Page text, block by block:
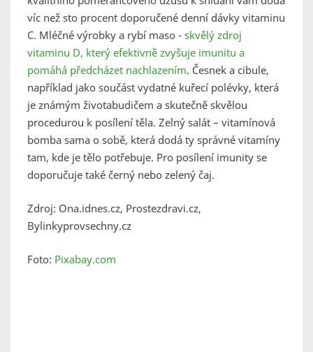
víc než sto procent doporučené denní dávky vitaminu
C. Mléčné výrobky a rybí maso - skvělý zdroj
vitaminu D, který efektivně zvyšuje imunitu a
pomáhá předcházet nachlazením. Česnek a cibule,
například jako součást vydatné kuřecí polévky, která
je známým životabudičem a skutečně skvělou
procedurou k posílení těla. Zelný salát – vitamínová
bomba sama o sobě, která dodá ty správné vitamíny
tam, kde je tělo potřebuje. Pro posílení imunity se
doporučuje také černý nebo zelený čaj.
Zdroj: Ona.idnes.cz, Prostezdravi.cz,
Bylinkyprovsechny.cz
Foto: Pixabay.com